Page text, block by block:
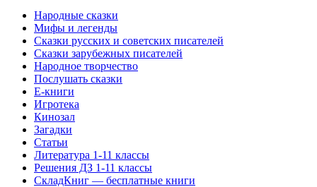
Народные сказки
Мифы и легенды
Сказки русских и советских писателей
Сказки зарубежных писателей
Народное творчество
Послушать сказки
Е-книги
Игротека
Кинозал
Загадки
Статьи
Литература 1-11 классы
Решения ДЗ 1-11 классы
СкладКниг — бесплатные книги